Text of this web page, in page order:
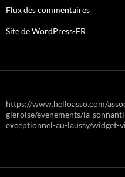
Flux des commentaires
Site de WordPress-FR
https://www.helloasso.com/
gieroise/evenements/la-
exceptionnel-au-laussy/widget-